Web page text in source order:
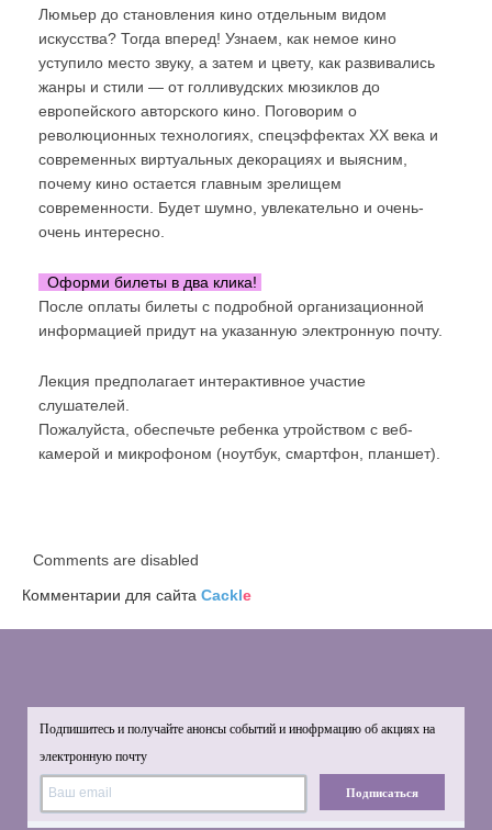
Люмьер до становления кино отдельным видом
искусства? Тогда вперед! Узнаем, как немое кино
уступило место звуку, а затем и цвету, как развивались
жанры и стили — от голливудских мюзиклов до
европейского авторского кино. Поговорим о
революционных технологиях, спецэффектах XX века и
современных виртуальных декорациях и выясним,
почему кино остается главным зрелищем
современности. Будет шумно, увлекательно и очень-
очень интересно.
Оформи билеты в два клика!
После оплаты билеты с подробной организационной
информацией придут на указанную электронную почту.
Лекция предполагает интерактивное участие
слушателей.
Пожалуйста, обеспечьте ребенка утройством с веб-
камерой и микрофоном (ноутбук, смартфон, планшет).
Comments are disabled
Комментарии для сайта Cackle
Подпишитесь и получайте анонсы событий и инофрмацию об акциях на
электронную почту
Подписаться